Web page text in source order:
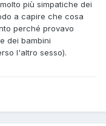
più simpatiche dei
a capire che cosa
perché provavo
dei bambini
l'altro sesso).